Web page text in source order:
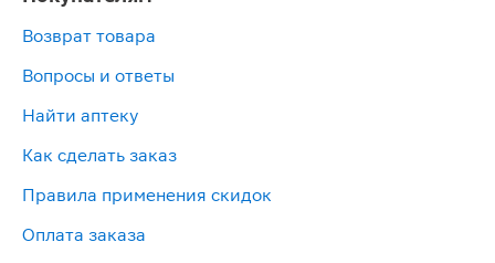
Возврат товара
Вопросы и ответы
Найти аптеку
Как сделать заказ
Правила применения скидок
Оплата заказа